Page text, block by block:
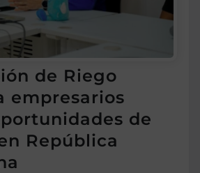
de Riego
empresarios
de
República